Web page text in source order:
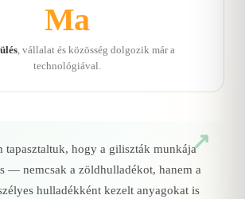
Ma
, vállalat és közösség dolgozik már a
technológiával.
tapasztaltuk, hogy a giliszták munkája
— nemcsak a zöldhulladékot, hanem a
hulladékként kezelt anyagokat is